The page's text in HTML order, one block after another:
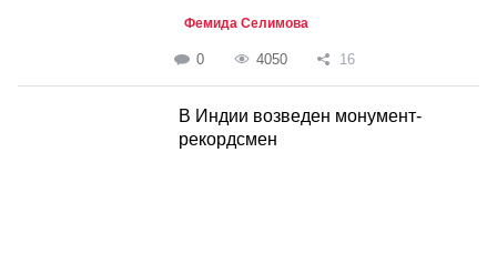
Фемида Селимова
0 4050 16
В Индии возведен монумент-
рекордсмен